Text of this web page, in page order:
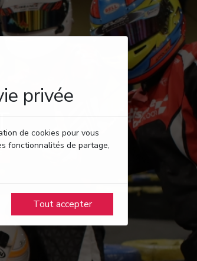
privée
de cookies pour vous
fonctionnalités de partage,
Tout accepter